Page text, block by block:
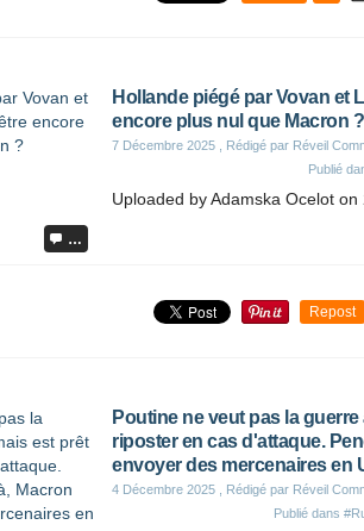
…
Hollande piégé par Vovan et
encore plus nul que Macron ?
7 Décembre 2025 , Rédigé par Réveil
Publié
Uploaded by Adamska Ocelot
Repost
Poutine ne veut pas la
riposter en cas d'attaque.
envoyer des mercenaires en
4 Décembre 2025 , Rédigé par Réveil
Publié dans